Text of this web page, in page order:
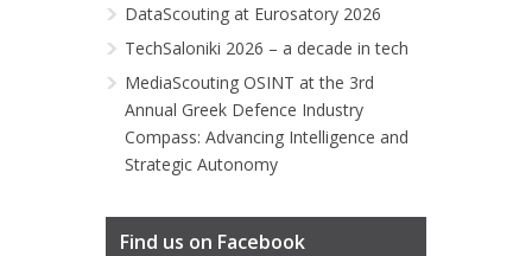
DataScouting at Eurosatory 2026
TechSaloniki 2026 – a decade in tech
MediaScouting OSINT at the 3rd
Annual Greek Defence Industry
Compass: Advancing Intelligence and
Strategic Autonomy
Find us on Facebook